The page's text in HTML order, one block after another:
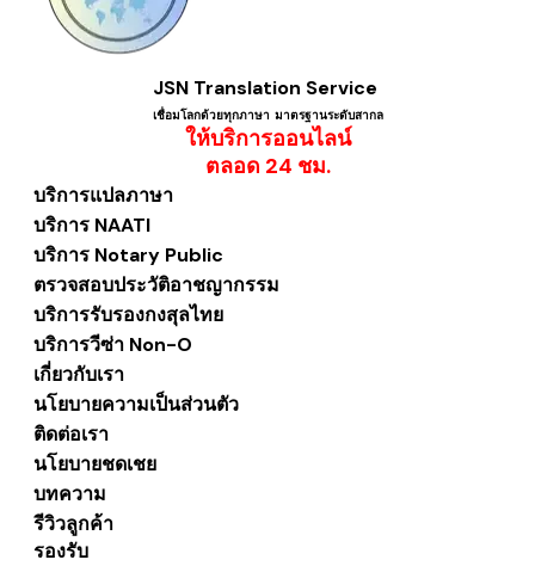
JSN Translation Service
เชื่อมโลกด้วยทุกภาษา ​มาตรฐานระดับสากล
ให้บริการออนไลน์
​ตลอด 24 ชม.
บริการแปลภาษา
บริการ NAATI
บริการ Notary Public
ตรวจสอบประวัติอาชญากรรม
บริการรับรองกงสุลไทย
บริการวีซ่า Non-O
เกี่ยวกับเรา
นโยบายความเป็นส่วนตัว
ติดต่อเรา
นโยบายชดเชย
บทความ
รีวิวลูกค้า
รองรับ